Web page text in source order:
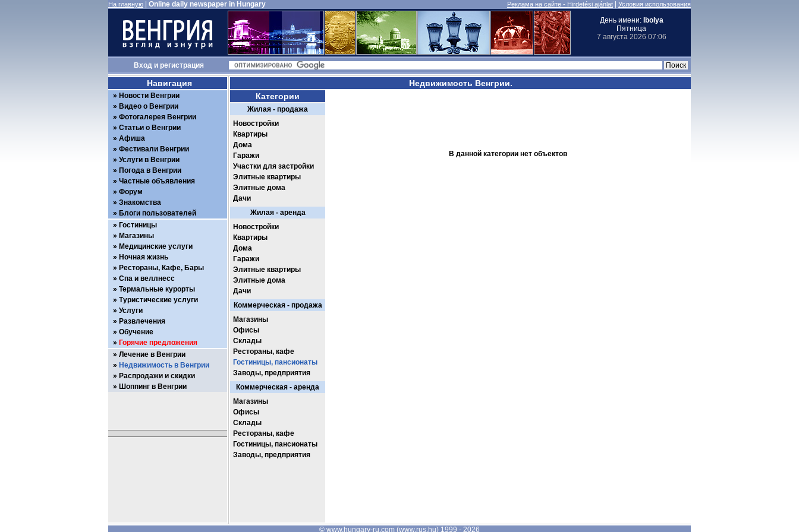
На главную Online daily newspaper in Hungary Реклама на сайте - Hirdetési ajánlat Условия использования
День имени: Ibolya
Пятница
7 августа 2026 07:06
Входи регистрация
Недвижимость Венгрии.
Категории
Жилая - продажа
Новостройки
Квартиры
Дома
Гаражи
Участки для застройки
Элитные квартиры
Элитные дома
Дачи
Жилая - аренда
Новостройки
Квартиры
Дома
Гаражи
Элитные квартиры
Элитные дома
Дачи
Коммерческая - продажа
Магазины
Офисы
Склады
Рестораны, кафе
Гостиницы, пансионаты
Заводы, предприятия
Коммерческая - аренда
Магазины
Офисы
Склады
Рестораны, кафе
Гостиницы, пансионаты
Заводы, предприятия
В данной категории нет объектов
Навигация
Новости Венгрии
Видео о Венгрии
Фотогалерея Венгрии
Статьи о Венгрии
Афиша
Фестивали Венгрии
Услуги в Венгрии
Погода в Венгрии
Частные объявления
Форум
Знакомства
Блоги пользователей
Гостиницы
Магазины
Медицинские услуги
Ночная жизнь
Рестораны, Кафе, Бары
Спа и веллнесс
Термальные курорты
Туристические услуги
Услуги
Развлечения
Обучение
Горячие предложения
Лечение в Венгрии
Недвижимость в Венгрии
Распродажи и скидки
Шоппинг в Венгрии
© www.hungary-ru.com (www.rus.hu) 1999 - 2026